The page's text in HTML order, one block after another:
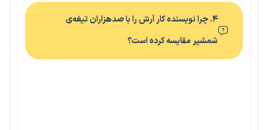
۴. چرا نویسنده کار آرش را با صدهزاران تیغه‌ی
شمشیر مقایسه کرده است؟